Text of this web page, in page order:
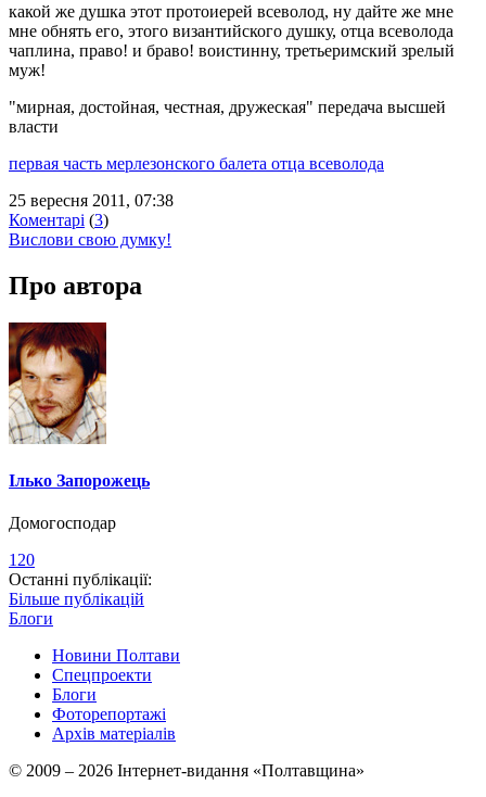
какой же душка этот протоиерей всеволод, ну дайте же мне
мне обнять его, этого византийского душку, отца всеволода
чаплина, право! и браво! воистинну, третьеримский зрелый
муж!
"мирная, достойная, честная, дружеская" передача высшей
власти
первая часть мерлезонского балета отца всеволода
25 вересня 2011, 07:38
Коментарі (3)
Вислови свою думку!
Про автора
Ілько Запорожець
Домогосподар
120
Останні публікації:
Більше публікацій
Блоги
Новини Полтави
Спецпроекти
Блоги
Фоторепортажі
Архів матеріалів
© 2009 – 2026 Інтернет-видання «Полтавщина»